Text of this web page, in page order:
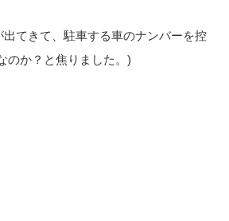
てきて、駐車する車のナンバーを控
のか？と焦りました。)